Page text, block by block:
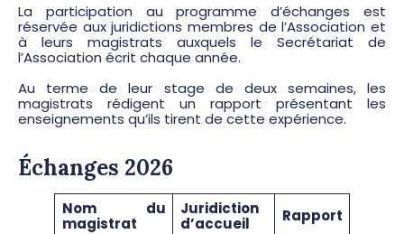
La participation au programme d’échanges est
réservée aux juridictions membres de l’Association et
à leurs magistrats auxquels le Secrétariat de
l’Association écrit chaque année.
Au terme de leur stage de deux semaines, les
magistrats rédigent un rapport présentant les
enseignements qu’ils tirent de cette expérience.
Échanges 2026
Nom du
magistrat
Juridiction
d’accueil
Rapport